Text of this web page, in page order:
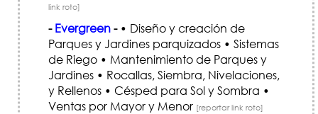
link roto]
- Evergreen-• Diseño y creación de
Parques y Jardines parquizados • Sistemas
de Riego • Mantenimiento de Parques y
Jardines • Rocallas, Siembra, Nivelaciones,
y Rellenos • Césped para Sol y Sombra •
Ventas por Mayor y Menor [reportar link roto]